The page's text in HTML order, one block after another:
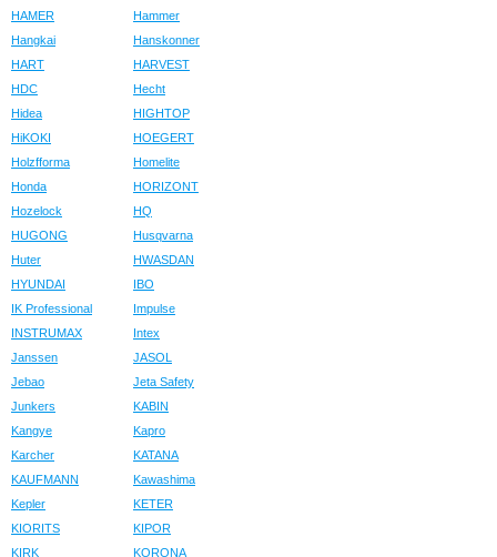
HAMER
Hammer
Hangkai
Hanskonner
HART
HARVEST
HDC
Hecht
Hidea
HIGHTOP
HiKOKI
HOEGERT
Holzfforma
Homelite
Honda
HORIZONT
Hozelock
HQ
HUGONG
Husqvarna
Huter
HWASDAN
HYUNDAI
IBO
IK Professional
Impulse
INSTRUMAX
Intex
Janssen
JASOL
Jebao
Jeta Safety
Junkers
KABIN
Kangye
Kapro
Karcher
KATANA
KAUFMANN
Kawashima
Kepler
KETER
KIORITS
KIPOR
KIRK
KORONA